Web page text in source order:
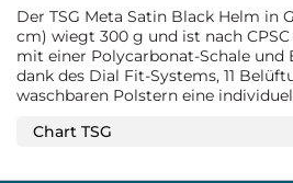
Der TSG Meta Satin Black Helm in
cm) wiegt 300 g und ist nach
mit einer Polycarbonat-Schale und
dank des Dial Fit-Systems, 11
waschbaren Polstern eine
Chart TSG